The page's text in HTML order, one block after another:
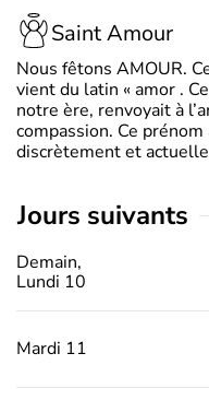
Saint Amour
Nous fêtons AMOUR.
vient du latin « amor .
notre ère, renvoyait à
compassion. Ce
discrètement et
jours suivants
Demain,
Lundi 10
Mardi 11